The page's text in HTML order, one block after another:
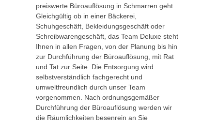
preiswerte Büroauflösung in Schmarren geht.
Gleichgültig ob in einer Bäckerei,
Schuhgeschäft, Bekleidungsgeschäft oder
Schreibwarengeschäft, das Team Deluxe steht
Ihnen in allen Fragen, von der Planung bis hin
zur Durchführung der Büroauflösung, mit Rat
und Tat zur Seite. Die Entsorgung wird
selbstverständlich fachgerecht und
umweltfreundlich durch unser Team
vorgenommen. Nach ordnungsgemäßer
Durchführung der Büroauflösung werden wir
die Räumlichkeiten besenrein an Sie